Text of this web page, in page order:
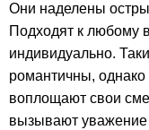
Они наделены
Подходят к любому
индивидуально.
романтичны, однако
воплощают свои
вызывают уважение